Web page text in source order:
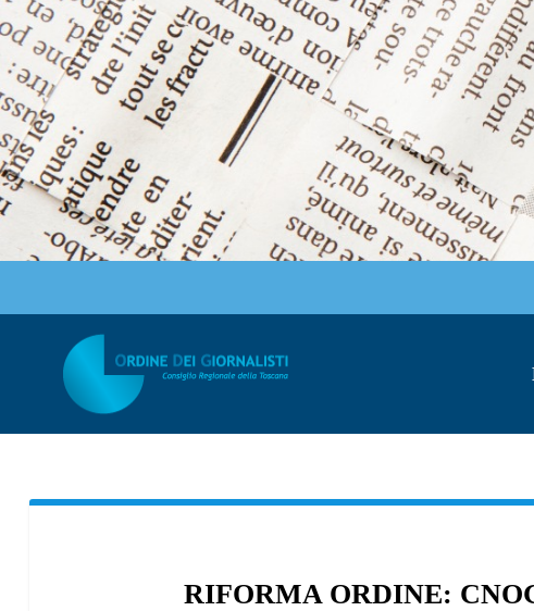
RIFORMA ORDINE: